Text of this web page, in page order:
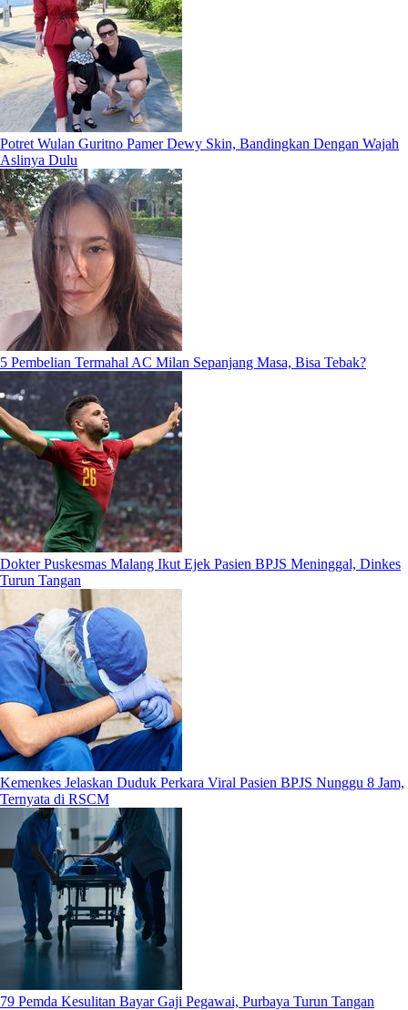
Potret Wulan Guritno Pamer Dewy Skin, Bandingkan Dengan Wajah
Aslinya Dulu
5 Pembelian Termahal AC Milan Sepanjang Masa, Bisa Tebak?
Dokter Puskesmas Malang Ikut Ejek Pasien BPJS Meninggal, Dinkes
Turun Tangan
Kemenkes Jelaskan Duduk Perkara Viral Pasien BPJS Nunggu 8 Jam,
Ternyata di RSCM
79 Pemda Kesulitan Bayar Gaji Pegawai, Purbaya Turun Tangan